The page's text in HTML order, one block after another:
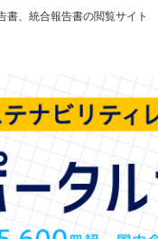
書、統合報告書の閲覧サイト